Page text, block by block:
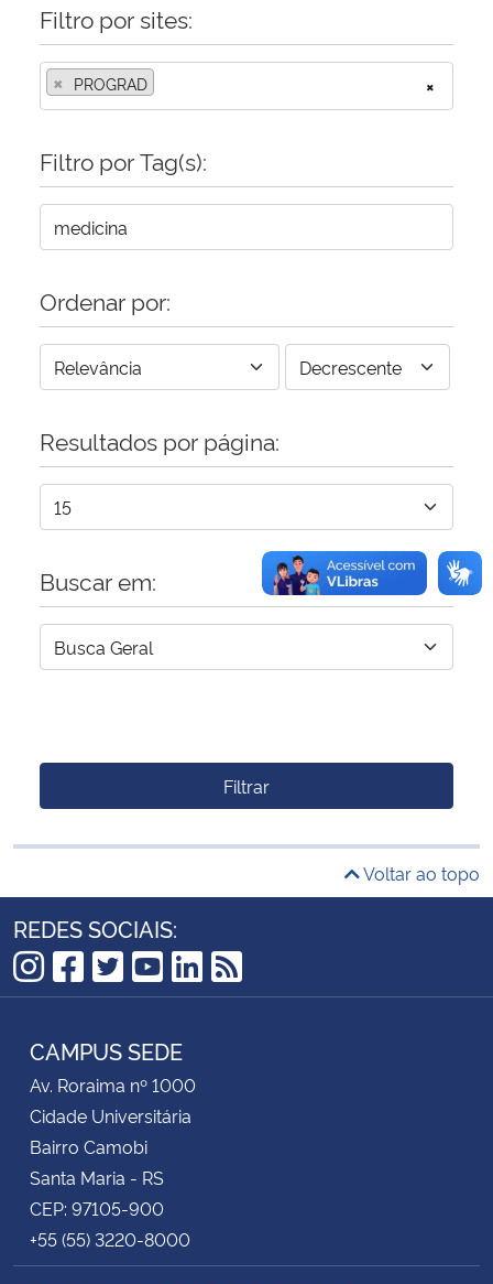
Banco Central do Brasil
Filtro por sites:
×
× PROGRAD
Filtro por Tag(s):
Ordenar por:
Resultados por página:
Buscar em:
Filtrar
Voltar ao topo
REDES SOCIAIS:
Instagram
Facebook
Twitter
YouTube
LinkedIn
RSS
CAMPUS SEDE
Av. Roraima nº 1000
Cidade Universitária
Bairro Camobi
Santa Maria - RS
CEP: 97105-900
+55 (55) 3220-8000